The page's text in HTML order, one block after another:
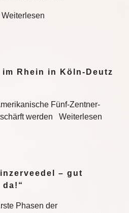
Rhein in Köln-Deutz
Fünf-Zentner-
werden Weiterlesen
– gut
Phasen der